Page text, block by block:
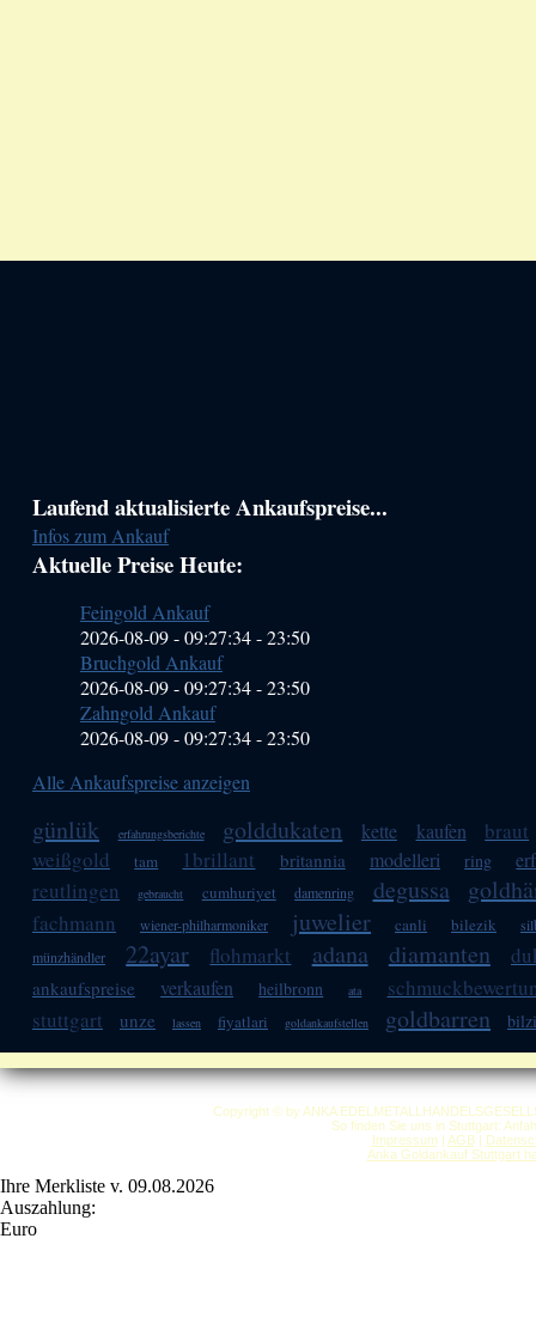
Haupt-
Sidebar
(Primary)
Laufend aktualisierte Ankaufspreise...
Infos zum Ankauf
Aktuelle Preise Heute:
Feingold Ankauf
2026-08-09 - 09:27:34-23:50
Bruchgold Ankauf
2026-08-09 - 09:27:34-23:50
Zahngold Ankauf
2026-08-09 - 09:27:34-23:50
Alle Ankaufspreise anzeigen
günlük erfahrungsberichte golddukaten kette kaufen
braut
weißgold
tam 1brillant britannia modelleri ring
reutlingen gebraucht cumhuriyet damenring degussa
fachmann wiener-philharmoniker juwelier canli bilezik
münzhändler
22ayar flohmarkt adana diamanten
ankaufspreise verkaufen heilbronn ata
stuttgart
unze lassen fiyatlari goldankaufstellen goldbarren
Copyright © by ANKA
So finden Sie uns in Stuttgart:
Impressum| AGB|
Anka Goldankauf Stuttgart
Ihre Merkliste v. 09.08.2026
Auszahlung:
Euro